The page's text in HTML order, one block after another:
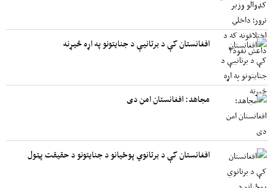
افغانستان کې د برتانیې د جنایتونو په اړه څیړنه
مجاهد: افغانستان امن دی
افغانستان کې د برتانوي پوځیانو د جنایتونو د حقیقت پټول